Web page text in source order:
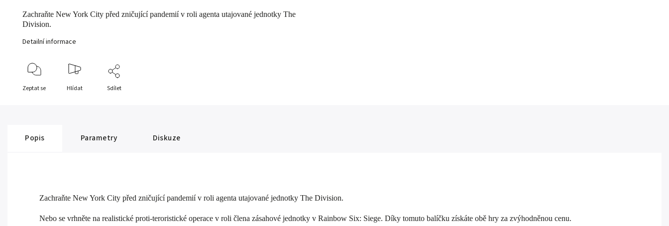
Zachraňte New York City před zničující pandemií v roli agenta utajované jednotky The
Division.
Detailní informace
Zeptat se Hlídat Sdílet
Popis Parametry Diskuze
Zachraňte New York City před zničující pandemií v roli agenta utajované jednotky The Division.
Nebo se vrhněte na realistické proti-teroristické operace v roli člena zásahové jednotky v Rainbow Six: Siege. Díky tomuto balíčku získáte obě hry za zvýhodněnou cenu.